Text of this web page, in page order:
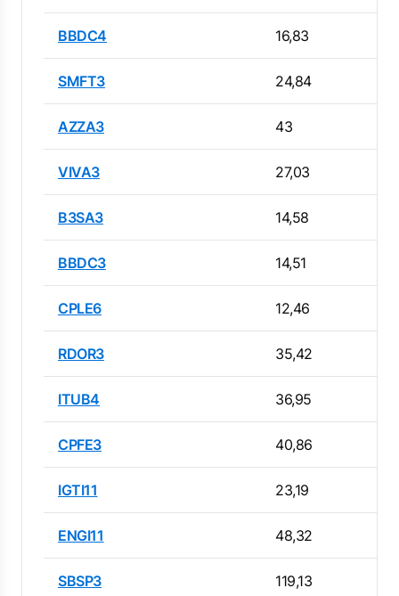
BBDC4 16,83
SMFT3 24,84
AZZA3 43
VIVA3 27,03
B3SA3 14,58
BBDC3 14,51
CPLE6 12,46
RDOR3 35,42
ITUB4 36,95
CPFE3 40,86
IGTI11 23,19
ENGI11 48,32
SBSP3 119,13